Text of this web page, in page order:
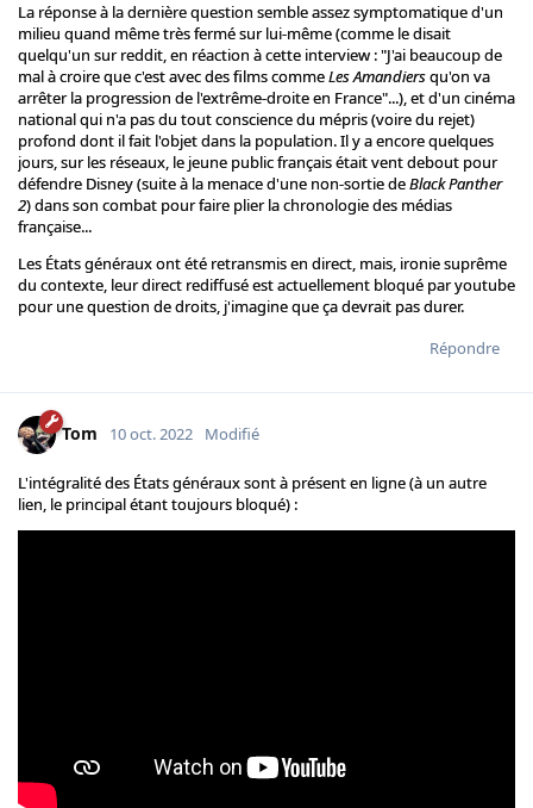
La réponse à la dernière question semble assez symptomatique d'un
milieu quand même très fermé sur lui-même (comme le disait
quelqu'un sur reddit, en réaction à cette interview : "J'ai beaucoup de
mal à croire que c'est avec des films commeLes Amandiersqu'on va
arrêter la progression de l'extrême-droite en France"...), et d'un cinéma
national qui n'a pas du tout conscience du mépris (voire du rejet)
profond dont il fait l'objet dans la population. Il y a encore quelques
jours, sur les réseaux, le jeune public français était vent debout pour
défendre Disney (suite à la menace d'une non-sortie deBlack Panther
2) dans son combat pour faire plier la chronologie des médias
française...
Les États généraux ont été retransmis en direct, mais, ironie suprême
du contexte, leur direct rediffusé est actuellement bloqué par youtube
pour une question de droits, j'imagine que ça devrait pas durer.
Répondre
Tom 10 oct. 2022 Modifié
L'intégralité des États généraux sont à présent en ligne (à un autre
lien, le principal étant toujours bloqué) :